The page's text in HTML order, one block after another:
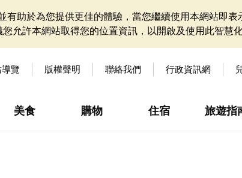
助於為您提供更佳的體驗，當您繼續使用本網站即
允許本網站取得您的位置資訊，以開啟及使用此智慧
覽 版權聲明 聯絡我們 行政資訊網
美食 購物 住宿 旅遊指